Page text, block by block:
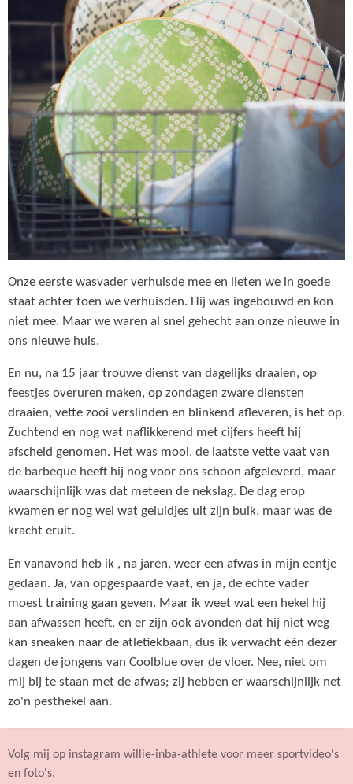
Onze eerste wasvader verhuisde mee en lieten we in goede
staat achter toen we verhuisden. Hij was ingebouwd en kon
niet mee. Maar we waren al snel gehecht aan onze nieuwe in
ons nieuwe huis.
En nu, na 15 jaar trouwe dienst van dagelijks draaien, op
feestjes overuren maken, op zondagen zware diensten
draaien, vette zooi verslinden en blinkend afleveren, is het op.
Zuchtend en nog wat naflikkerend met cijfers heeft hij
afscheid genomen. Het was mooi, de laatste vette vaat van
de barbeque heeft hij nog voor ons schoon afgeleverd, maar
waarschijnlijk was dat meteen de nekslag. De dag erop
kwamen er nog wel wat geluidjes uit zijn buik, maar was de
kracht eruit.
En vanavond heb ik , na jaren, weer een afwas in mijn eentje
gedaan. Ja, van opgespaarde vaat, en ja, de echte vader
moest training gaan geven. Maar ik weet wat een hekel hij
aan afwassen heeft, en er zijn ook avonden dat hij niet weg
kan sneaken naar de atletiekbaan, dus ik verwacht één dezer
dagen de jongens van Coolblue over de vloer. Nee, niet om
mij bij te staan met de afwas; zij hebben er waarschijnlijk net
zo'n pesthekel aan.
Volg mij op instagram willie-inba-athlete voor meer sportvideo's
en foto's.